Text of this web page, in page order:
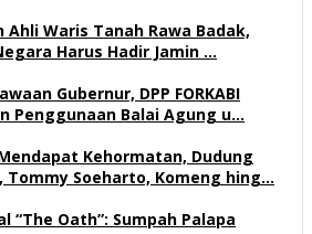
Ahli Waris Tanah Rawa Badak,
Harus Hadir Jamin …
Gubernur, DPP FORKABI
Penggunaan Balai Agung u…
Mendapat Kehormatan, Dudung
Tommy Soeharto, Komeng hing…
“The Oath”: Sumpah Palapa